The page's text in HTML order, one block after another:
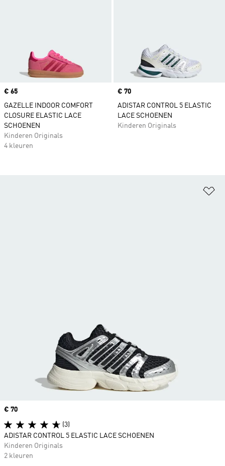
Price
€ 65
GAZELLE INDOOR COMFORT
CLOSURE ELASTIC LACE
SCHOENEN
Kinderen Originals
4 kleuren
Price
€ 70
ADISTAR CONTROL 5 ELASTIC
LACE SCHOENEN
Kinderen Originals
Price
€ 70
(3)
ADISTAR CONTROL 5 ELASTIC LACE SCHOENEN
Kinderen Originals
2 kleuren